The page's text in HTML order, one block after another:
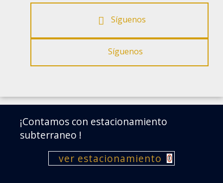
Síguenos
Síguenos
¡Contamos con estacionamiento
subterraneo !
ver estacionamiento